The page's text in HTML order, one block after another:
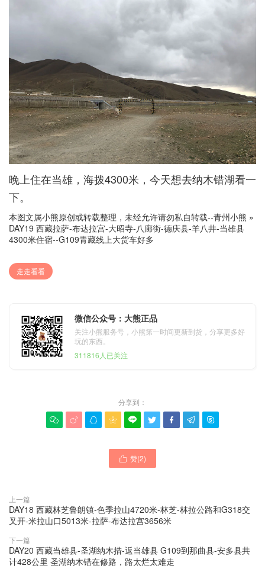
晚上住在当雄，海拨4300米，今天想去纳木错湖看一
下。
本图文属小熊原创或转载整理，未经允许请勿私自转载--青州小熊 »
DAY19 西藏拉萨-布达拉宫-大昭寺-八廊街-德庆县-羊八井-当雄县
4300米住宿--G109青藏线上大货车好多
走走看看
微信公众号：大熊正品
关注小熊服务号，小熊第一时间更新到货，分享更多好
玩的东西。
311816人已关注
分享到：
        
 赞(2)
上一篇
DAY18 西藏林芝鲁朗镇-色季拉山4720米-林芝-林拉公路和G318交
叉开-米拉山口5013米-拉萨-布达拉宫3656米
下一篇
DAY20 西藏当雄县-圣湖纳木措-返当雄县 G109到那曲县-安多县共
计428公里 圣湖纳木错在修路，路太烂太难走